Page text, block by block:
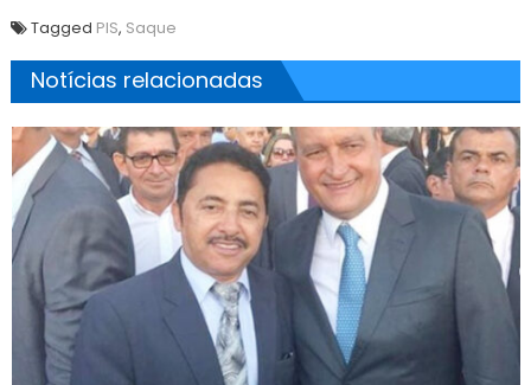
Tagged PIS, Saque
Notícias relacionadas